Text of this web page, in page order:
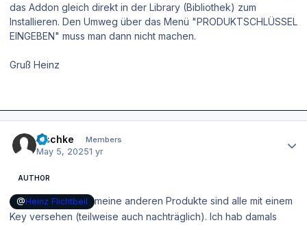
das Addon gleich direkt in der Library (Bibliothek) zum
Installieren. Den Umweg über das Menü "PRODUKTSCHLÜSSEL
EINGEBEN" muss man dann nicht machen.
Gruß Heinz
zischke Members
May 5, 20251 yr
AUTHOR
@Heinz Flichtbeil
meine anderen Produkte sind alle mit einem
Key versehen (teilweise auch nachträglich). Ich hab damals